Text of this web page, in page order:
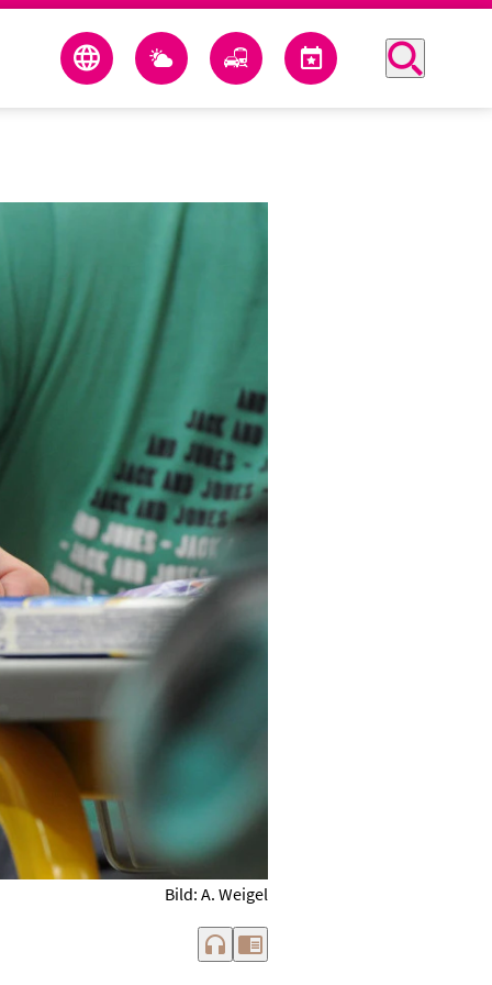
Bild: A. Weigel
headphones chrome_reader_mode